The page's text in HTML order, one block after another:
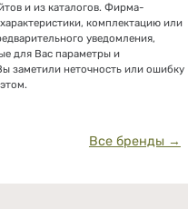
и из каталогов. Фирма-
комплектацию или
уведомления,
для Вас параметры и
заметили неточность или ошибку
Все бренды →